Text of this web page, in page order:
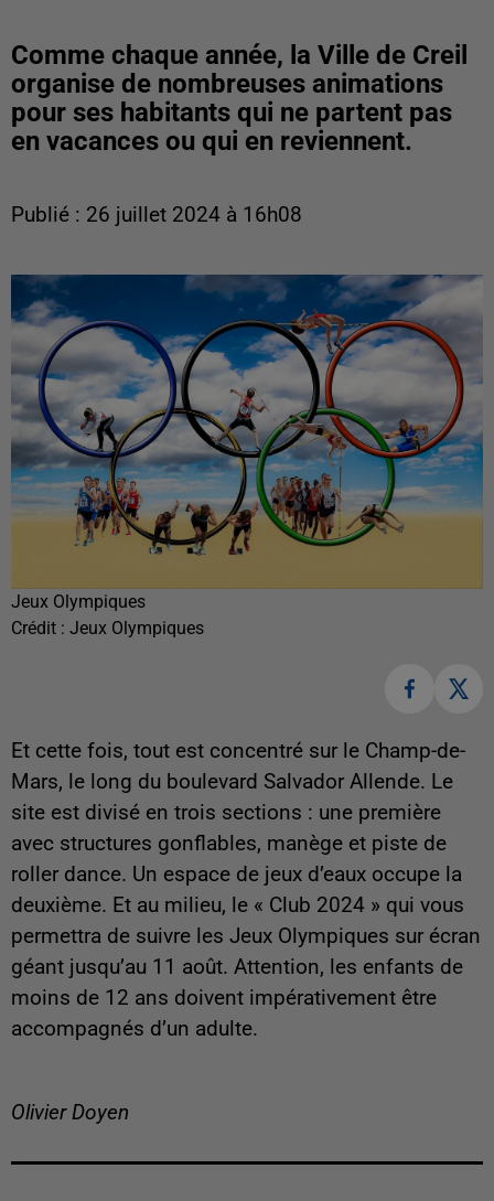
Comme chaque année, la Ville de Creil
organise de nombreuses animations
pour ses habitants qui ne partent pas
en vacances ou qui en reviennent.
Publié : 26 juillet 2024 à 16h08
Jeux Olympiques
Crédit : Jeux Olympiques
Et cette fois, tout est concentré sur le Champ-de-
Mars, le long du boulevard Salvador Allende. Le
site est divisé en trois sections : une première
avec structures gonflables, manège et piste de
roller dance. Un espace de jeux d’eaux occupe la
deuxième. Et au milieu, le « Club 2024 » qui vous
permettra de suivre les Jeux Olympiques sur écran
géant jusqu’au 11 août. Attention, les enfants de
moins de 12 ans doivent impérativement être
accompagnés d’un adulte.
Olivier Doyen